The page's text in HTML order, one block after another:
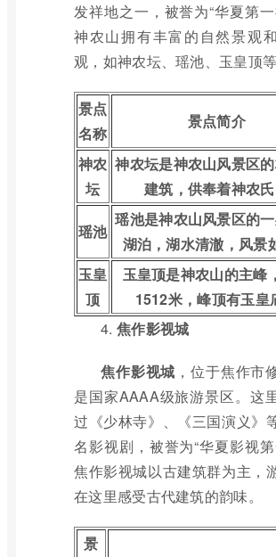
发祥地之一，被誉为“华夏第一
神农山拥有丰富的自然景观
观，如神农坛、瑶池、玉皇顶等
景点
名称
景点简介
神农
坛
神农坛是神农山风景区
建筑，供奉着神农氏
瑶池
瑶池是神农山风景区的
湖泊，湖水清澈，风景
玉皇
顶
玉皇顶是神农山的主峰
1512米，峰顶有玉皇
4. 焦作影视城
焦作影视城 ，位于焦作市
是国家AAAA级旅游景区。这
过《少林寺》、《三国演义》
名影视剧，被誉为“华夏影视第
焦作影视城以古建筑群为主，
在这里感受古代建筑的韵味。
景